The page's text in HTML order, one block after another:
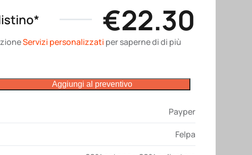
€22.30
Servizi personalizzati per saperne di di più
Aggiungi al preventivo
Payper
Felpa